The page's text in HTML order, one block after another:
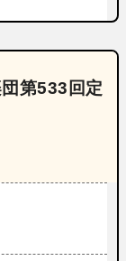
第533回定